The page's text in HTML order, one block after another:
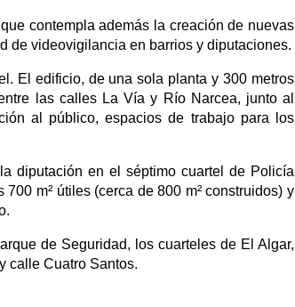
contempla además la creación de nuevas
de videovigilancia en barrios y diputaciones.
El edificio, de una sola planta y 300 metros
las calles La Vía y Río Narcea, junto al
al público, espacios de trabajo para los
diputación en el séptimo cuartel de Policía
m² útiles (cerca de 800 m² construidos) y
de Seguridad, los cuarteles de El Algar,
calle Cuatro Santos.